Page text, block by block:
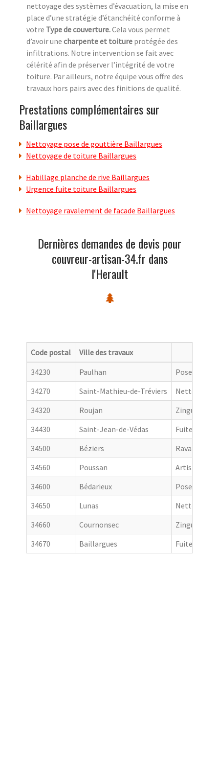
nettoyage des systèmes d’évacuation, la mise en
place d’une stratégie d’étanchéité conforme à
votre Type de couverture.Cela vous permet
d’avoir une charpente et toiture protégée des
infiltrations. Notre intervention se fait avec
célérité afin de préserver l’intégrité de votre
toiture. Par ailleurs, notre équipe vous offre des
travaux hors pairs avec des finitions de qualité.
Prestations complémentaires sur
Baillargues
Nettoyage pose de gouttière Baillargues
Nettoyage de toiture Baillargues
Habillage planche de rive Baillargues
Urgence fuite toiture Baillargues
Nettoyage ravalement de facade Baillargues
Dernières demandes de devis pour
couvreur-artisan-34.fr dans
l'Herault
Code postal Ville des travaux
34230
Paulhan
Pose de
34270
Saint-Mathieu-de-Tréviers
Nettoyage
34320
Roujan
Zingueur
34430
Saint-Jean-de-Védas
Fuite toiture
34500
Béziers
Ravalement
34560
Poussan
Artisan
34600
Bédarieux
Pose de
34650
Lunas
Nettoyage
34660
Cournonsec
Zingueur
34670
Baillargues Fuite toiture